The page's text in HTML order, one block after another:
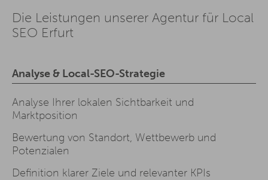
Die Leistungen unserer Agentur für Local
SEO Erfurt
Analyse & Local-SEO-Strategie
Analyse Ihrer lokalen Sichtbarkeit und
Marktposition
Bewertung von Standort, Wettbewerb und
Potenzialen
Definition klarer Ziele und relevanter KPIs